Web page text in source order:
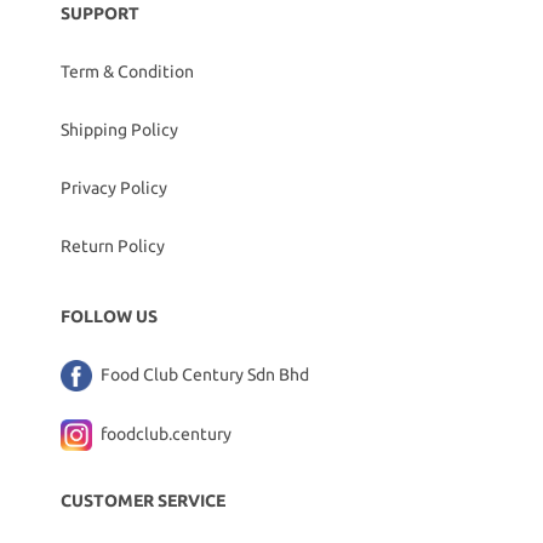
SUPPORT
Term & Condition
Shipping Policy
Privacy Policy
Return Policy
FOLLOW US
Food Club Century Sdn Bhd
foodclub.century
CUSTOMER SERVICE